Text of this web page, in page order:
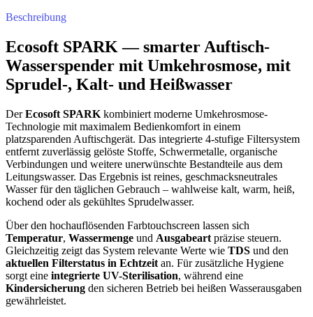
Beschreibung
Ecosoft SPARK — smarter Auftisch-
Wasserspender mit Umkehrosmose, mit
Sprudel-, Kalt- und Heißwasser
DerEcosoft SPARK kombiniert moderne Umkehrosmose-
Technologie mit maximalem Bedienkomfort in einem
platzsparenden Auftischgerät. Das integrierte 4-stufige Filtersystem
entfernt zuverlässig gelöste Stoffe, Schwermetalle, organische
Verbindungen und weitere unerwünschte Bestandteile aus dem
Leitungswasser. Das Ergebnis ist reines, geschmacksneutrales
Wasser für den täglichen Gebrauch – wahlweise kalt, warm, heiß,
kochend oder als gekühltes Sprudelwasser.
Über den hochauflösenden Farbtouchscreen lassen sich
Temperatur, Wassermenge und Ausgabeart präzise steuern.
Gleichzeitig zeigt das System relevante Werte wie TDS und den
aktuellen Filterstatus in Echtzeit an. Für zusätzliche Hygiene
sorgt eine integrierte UV-Sterilisation, während eine
Kindersicherung den sicheren Betrieb bei heißen Wasserausgaben
gewährleistet.